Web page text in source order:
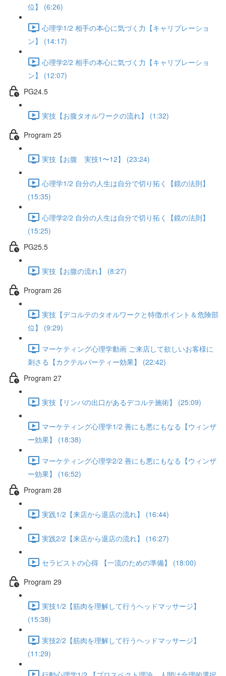
位】 (6:26)
心理学1/2 相手の本心に気づく力【キャリブレーショ
ン】 (14:17)
心理学2/2 相手の本心に気づく力【キャリブレーショ
ン】 (12:07)
PG24.5
実技【お腹タオルワークの流れ】 (1:32)
Program 25
実技【お腹 実技1〜12】 (23:24)
心理学1/2 自分の人生は自分で切り拓く【鏡の法則】
(15:35)
心理学2/2 自分の人生は自分で切り拓く【鏡の法則】
(15:25)
PG25.5
実技【お腹の流れ】 (8:27)
Program 26
実技【デコルテのタオルワークと特徴ポイント＆危険部
位】 (9:29)
マーケティング心理学動画 ご来店して欲しいお客様に
刺さる【カクテルパーティー効果】 (22:42)
Program 27
実技【リンパの出口があるデコルテ施術】 (25:09)
マーケティング心理学1/2 善にも悪にもなる【ウィンザ
ー効果】 (18:38)
マーケティング心理学2/2 善にも悪にもなる【ウィンザ
ー効果】 (16:52)
Program 28
実践1/2【来店から退店の流れ】 (16:44)
実践2/2【来店から退店の流れ】 (16:27)
セラピストの心得 【一流のための準備】 (18:00)
Program 29
実技1/2【筋肉を理解して行うヘッドマッサージ】
(15:38)
実技2/2【筋肉を理解して行うヘッドマッサージ】
(11:29)